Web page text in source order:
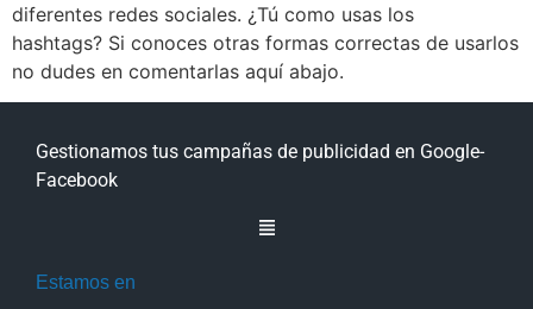
diferentes redes sociales. ¿Tú como usas los
hashtags? Si conoces otras formas correctas de usarlos
no dudes en comentarlas aquí abajo.
Gestionamos tus campañas de publicidad en Google-
Facebook
Estamos en